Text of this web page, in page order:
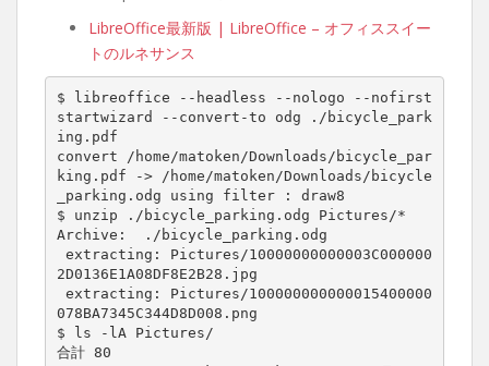
LibreOffice最新版 | LibreOffice – オフィススイー
トのルネサンス
$ libreoffice --headless --nologo --nofirst
startwizard --convert-to odg ./bicycle_park
ing.pdf
convert /home/matoken/Downloads/bicycle_par
king.pdf -> /home/matoken/Downloads/bicycle
_parking.odg using filter : draw8
$ unzip ./bicycle_parking.odg Pictures/*
Archive:  ./bicycle_parking.odg
2D0136E1A08DF8E2B28.jpg
078BA7345C344D8D008.png
$ ls -lA Pictures/
合計 80